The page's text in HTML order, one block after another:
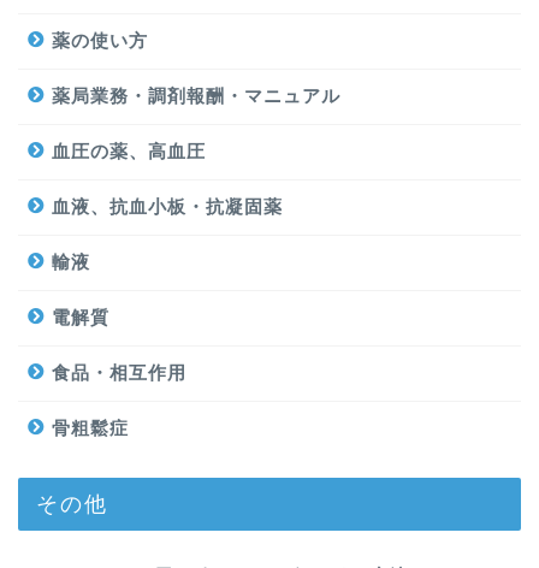
薬の使い方
薬局業務・調剤報酬・マニュアル
血圧の薬、高血圧
血液、抗血小板・抗凝固薬
輸液
電解質
食品・相互作用
骨粗鬆症
その他